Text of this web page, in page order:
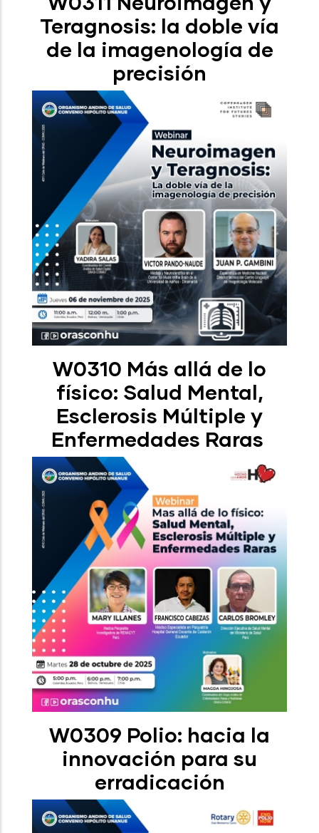
Teragnosis: la doble vía
de la imagenología de
precisión
W0310 Más allá de lo
físico: Salud Mental,
Esclerosis Múltiple y
Enfermedades Raras
W0309 Polio: hacia la
innovación para su
erradicación